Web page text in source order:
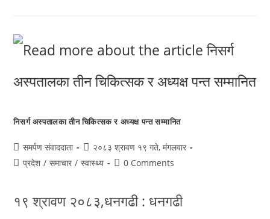
निसर्ग अस्पतालका तीन चिकित्सक र अध्यक्ष पन्त सम्मानित
समर्पण संवाददाता
२०८३ श्रावण १९ गते, मंगलवार
प्रदेश / समाचार / स्वास्थ्य 0 Comments
१९ श्रावण २०८३,धनगढी : धनगढी